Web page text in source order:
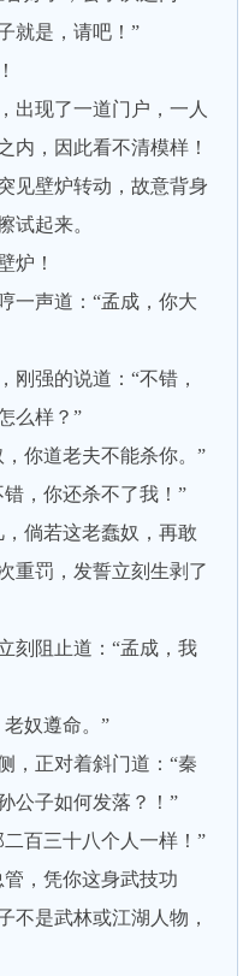
就是，请吧！”
现了一道门户，一人
内，因此看不清模样！
壁炉转动，故意背身
试起来。
炉！
声道：“孟成，你大
强的说道：“不错，
么样？”
你道老夫不能杀你。”
，你还杀不了我！”
倘若这老蠢奴，再敢
重罚，发誓立刻生剥了
阻止道：“孟成，我
奴遵命。”
正对着斜门道：“秦
公子如何发落？！”
百三十八个人一样！”
，凭你这身武技功
不是武林或江湖人物，